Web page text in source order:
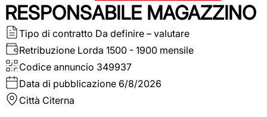
RESPONSABILE MAGAZZINO
Tipo di contratto Da definire – valutare
Retribuzione Lorda 1500 - 1900 mensile
Codice annuncio 349937
Data di pubblicazione 6/8/2026
Città Citerna